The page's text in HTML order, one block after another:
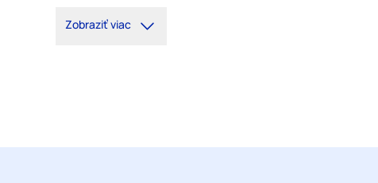
Zobraziť viac